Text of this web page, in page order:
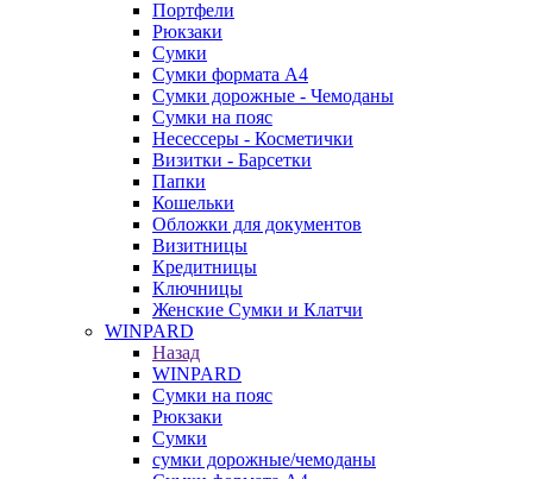
Портфели
Рюкзаки
Сумки
Сумки формата А4
Сумки дорожные - Чемоданы
Сумки на пояс
Несессеры - Косметички
Визитки - Барсетки
Папки
Кошельки
Обложки для документов
Визитницы
Кредитницы
Ключницы
Женские Сумки и Клатчи
WINPARD
Назад
WINPARD
Сумки на пояс
Рюкзаки
Сумки
сумки дорожные/чемоданы